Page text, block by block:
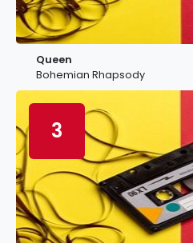
Queen
Bohemian Rhapsody
3